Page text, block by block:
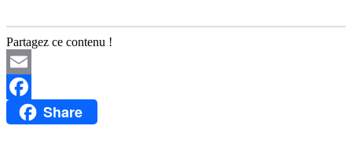
Partagez ce contenu !
Email
FacebookShare